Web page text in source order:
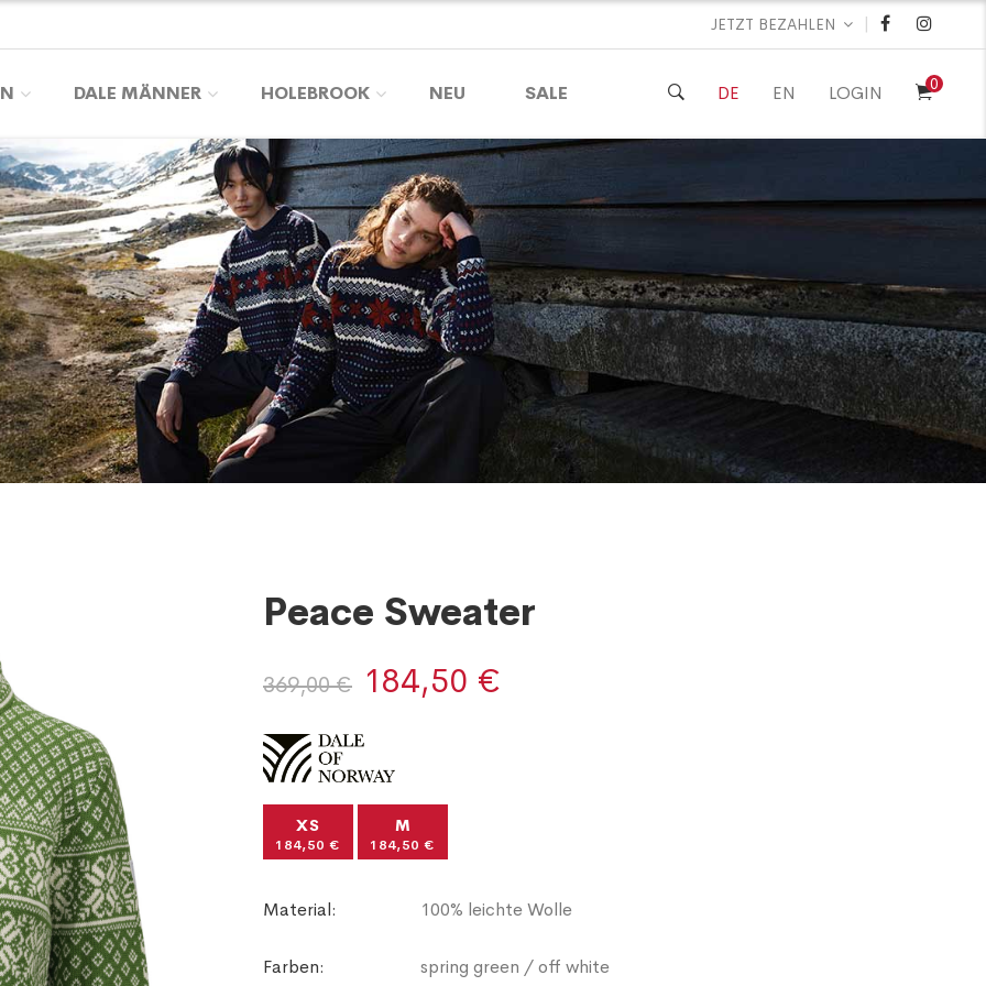
JETZT BEZAHLEN |
DALE MÄNNER HOLEBROOK NEU SALE DE EN LOGIN 0
Peace Sweater
369,00 € 184,50 €
XS
184,50 €
M
184,50 €
Material: 100% leichte Wolle
Farben: spring green / off white